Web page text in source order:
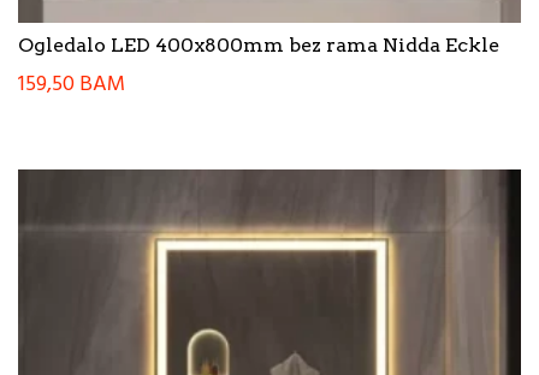
Ogledalo LED 400x800mm bez rama Nidda Eckle
159,50BAM